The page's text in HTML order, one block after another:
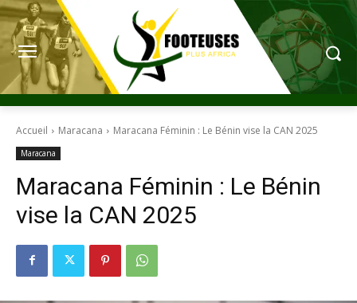
Accueil Maracana Maracana Féminin : Le Bénin vise la CAN 2025
Maracana
Maracana Féminin : Le Bénin
vise la CAN 2025